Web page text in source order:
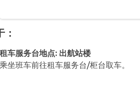
租车服务台地点: 出航站楼
乘坐班车前往租车服务台/柜台取车。